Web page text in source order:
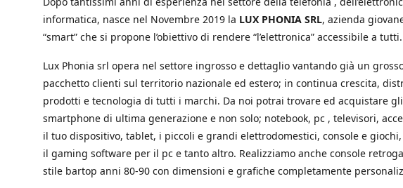
informatica, nasce nel Novembre 2019 la LUX PHONIA SRL, azienda
“smart” che si propone l’obiettivo di rendere “l’elettronica” accessibile a tutti.
Lux Phonia srl opera nel settore ingrosso e dettaglio vantando già un
pacchetto clienti sul territorio nazionale ed estero; in continua crescita,
prodotti e tecnologia di tutti i marchi. Da noi potrai trovare ed acquistare gli
smartphone di ultima generazione e non solo; notebook, pc , televisori,
il tuo dispositivo, tablet, i piccoli e grandi elettrodomestici, console e
il gaming software per il pc e tanto altro. Realizziamo anche console
stile bartop anni 80-90 con dimensioni e grafiche completamente